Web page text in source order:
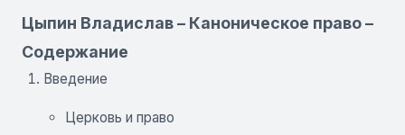
Цыпин Владислав – Каноническое право –
Содержание
Введение
Церковь и право